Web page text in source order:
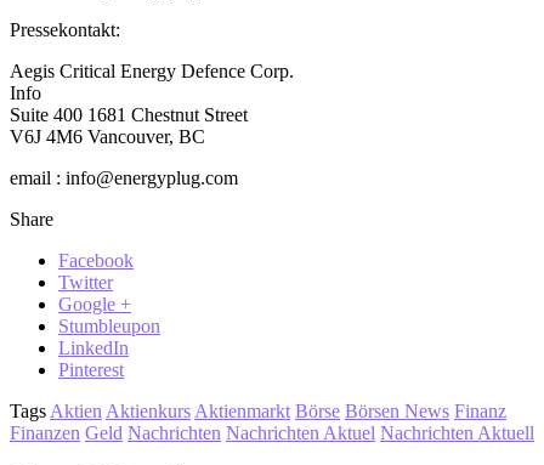
Pressekontakt:
Aegis Critical Energy Defence Corp.
Info
Suite 400 1681 Chestnut Street
V6J 4M6 Vancouver, BC
email : info@energyplug.com
Share
Facebook
Twitter
Google +
Stumbleupon
LinkedIn
Pinterest
Tags Aktien Aktienkurs Aktienmarkt Börse Börsen News Finanz
Finanzen Geld Nachrichten Nachrichten Aktuel Nachrichten Aktuell